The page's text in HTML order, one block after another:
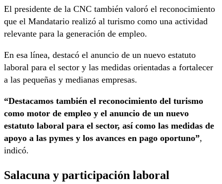
El presidente de la CNC también valoró el reconocimiento
que el Mandatario realizó al turismo como una actividad
relevante para la generación de empleo.
En esa línea, destacó el anuncio de un nuevo estatuto
laboral para el sector y las medidas orientadas a fortalecer
a las pequeñas y medianas empresas.
“Destacamos también el reconocimiento del turismo
como motor de empleo y el anuncio de un nuevo
estatuto laboral para el sector, así como las medidas de
apoyo a las pymes y los avances en pago oportuno”,
indicó.
Salacuna y participación laboral